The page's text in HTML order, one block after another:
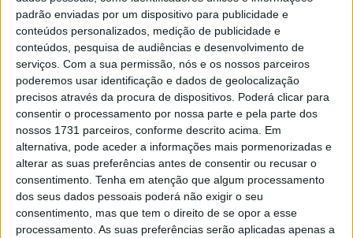
padrão enviadas por um dispositivo para publicidade e
conteúdos personalizados, medição de publicidade e
conteúdos, pesquisa de audiências e desenvolvimento de
serviços. Com a sua permissão, nós e os nossos parceiros
poderemos usar identificação e dados de geolocalização
precisos através da procura de dispositivos. Poderá clicar para
consentir o processamento por nossa parte e pela parte dos
nossos 1731 parceiros, conforme descrito acima. Em
alternativa, pode aceder a informações mais pormenorizadas e
alterar as suas preferências antes de consentir ou recusar o
consentimento. Tenha em atenção que algum processamento
dos seus dados pessoais poderá não exigir o seu
consentimento, mas que tem o direito de se opor a esse
processamento. As suas preferências serão aplicadas apenas a
uma noite de música e entretenimento.